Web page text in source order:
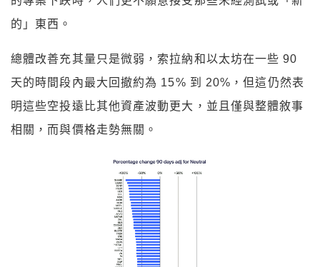
的」東西。
總體改善充其量只是微弱，索拉納和以太坊在一些 90
天的時間段內最大回撤約為 15% 到 20%，但這仍然表
明這些空投遠比其他資產波動更大，並且僅與整體敘事
相關，而與價格走勢無關。